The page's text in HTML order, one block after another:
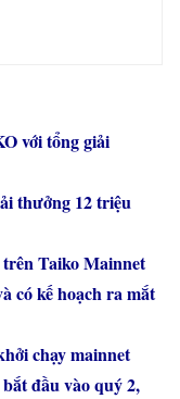
với tổng giải
thưởng 12 triệu
Taiko Mainnet
có kế hoạch ra mắt
chạy mainnet
đầu vào quý 2,